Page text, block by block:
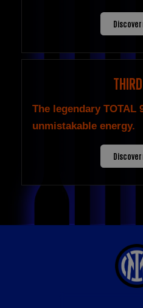
Discover
The legendary TOTAL
unmistakable energy.
Discover